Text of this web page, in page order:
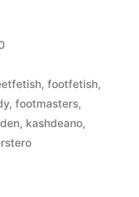
, footfetish,
, footmasters,
, kashdeano,